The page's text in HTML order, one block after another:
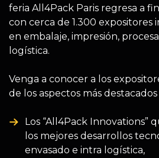
feria All4Pack Paris regresa a
con cerca de 1.300 expositores
en embalaje, impresión,
logística.
Venga a conocer a los
de los aspectos más
Los “All4Pack Innovations”
los mejores desarrollos
envasado e intra logística,